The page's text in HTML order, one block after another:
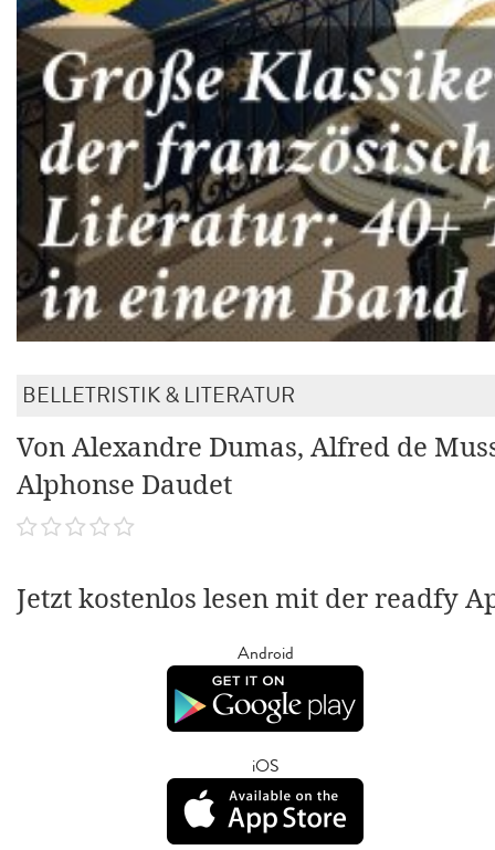
BELLETRISTIK & LITERATUR
Von Alexandre Dumas, Alfred de
Alphonse Daudet
Jetzt kostenlos lesen mit der readfy
Android
iOS